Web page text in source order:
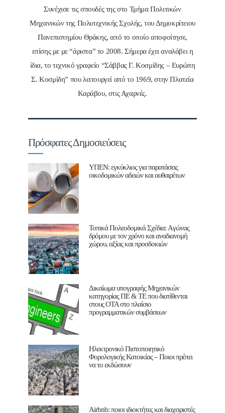
Συνέχισε τις σπουδές της στο Τμήμα Πολιτικών
Μηχανικών της Πολυτεχνικής Σχολής, του Δημοκρίτειου
Πανεπιστημίου Θράκης, από το οποίο αποφοίτησε,
επίσης με με “άριστα” το 2008. Σήμερα έχει αναλάβει η
ίδια, το τεχνικό γραφείο “Σάββας Γ. Κοσμίδης – Ευρώπη
Σ. Κοσμίδη” που λειτουργεί από το 1969, στην Πλατεία
Καράβου, στις Αχαρνές.
Πρόσφατες Δημοσιεύσεις
ΥΠΕΝ: εγκύκλιος για παρατάσεις
οικοδομικών αδειών και αυθαιρέτων
Τοπικά Πολεοδομικά Σχέδια: Aγώνας
δρόμου με τον χρόνο και αναδιανομή
χώρου, αξίας και προσδοκιών
Δικαίωμα υπογραφής Μηχανικών
κατηγορίας ΠΕ & ΤΕ που διατίθενται
στους ΟΤΑ στο πλαίσιο
προγραμματικών συμβάσεων
Ηλεκτρονικό Πιστοποιητικό
Φορολογικής Κατοικίας – Ποιοι πρέπει
να το εκδώσουν
Airbnb: ποιοι ιδιοκτήτες και διαχειριστές